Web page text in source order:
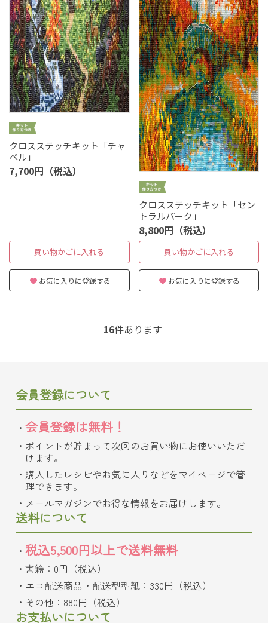
クロスステッチキット「チャ
ペル」
7,700円（税込）
買い物かごに入れる
お気に入りに登録する
クロスステッチキット「セン
トラルパーク」
8,800円（税込）
買い物かごに入れる
お気に入りに登録する
16件あります
会員登録について
会員登録は無料！
ポイントが貯まって次回のお買い物にお使いいただ
けます。
購入したレシピやお気に入りなどをマイページで管
理できます。
メールマガジンでお得な情報をお届けします。
送料について
税込5,500円以上で送料無料
書籍：0円（税込）
エコ配送商品・配送型型紙：330円（税込）
その他：880円（税込）
お支払いについて